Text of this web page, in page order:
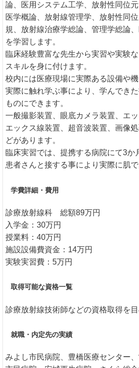
論、医用システム工学、放射性同位
医学概論、放射線管理学、放射性同
規、放射線治療学総論、管理学総論
を学習します。
臨床経験豊富な先生から実習や実験
スキルを身に付けます。
校内には医療現場に実際ある設備や機
実際に触れ学ぶ事により、学んでき
ものにできます。
一般撮影装置、眼底カメラ装置、エ
エックス線装置、超音波装置、画像
どがあります。
臨床実習では、提携する病院にて3か
患者さんと接する事により実際に肌で
学費詳細・費用
診療放射線科 総額89万円
入学金：30万円
授業料：40万円
施設設備費資金：14万円
実験実習費：5万円
取得可能な資格一覧
診療放射線技術師などの資格取得を目
就職・内定先の実績
みよし市民病院、豊橋医療センター